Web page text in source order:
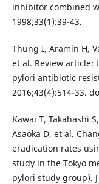
inhibitor combined
1998;33(1):39-43.
Thung I, Aramin H,
et al. Review article:
pylori antibiotic
2016;43(4):514-33.
Kawai T, Takahashi
Asaoka D, et al.
eradication rates
study in the Tokyo
pylori study group).